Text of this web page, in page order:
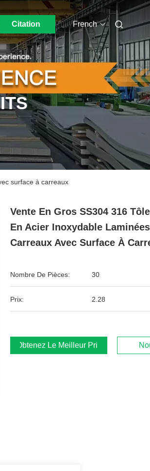
Citation French
surface à carreaux
Vente En Gros SS304 316
En Acier Inoxydable
Carreaux Avec Surface À
Nombre De Pièces: 30
Prix: 2.28
Obtenez Le Meilleur Prix